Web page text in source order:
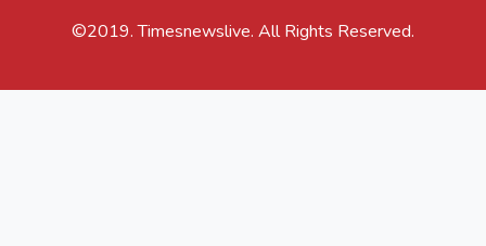
©2019. Timesnewslive. All Rights Reserved.